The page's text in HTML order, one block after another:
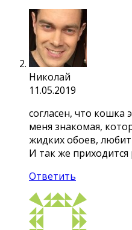
Николай
11.05.2019
согласен, что кошка
меня знакомая,
жидких обоев, любит
И так же
Ответить